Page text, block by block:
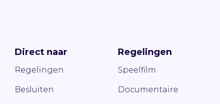
Direct naar
Regelingen
Besluiten
Regelingen
Speelfilm
Documentaire